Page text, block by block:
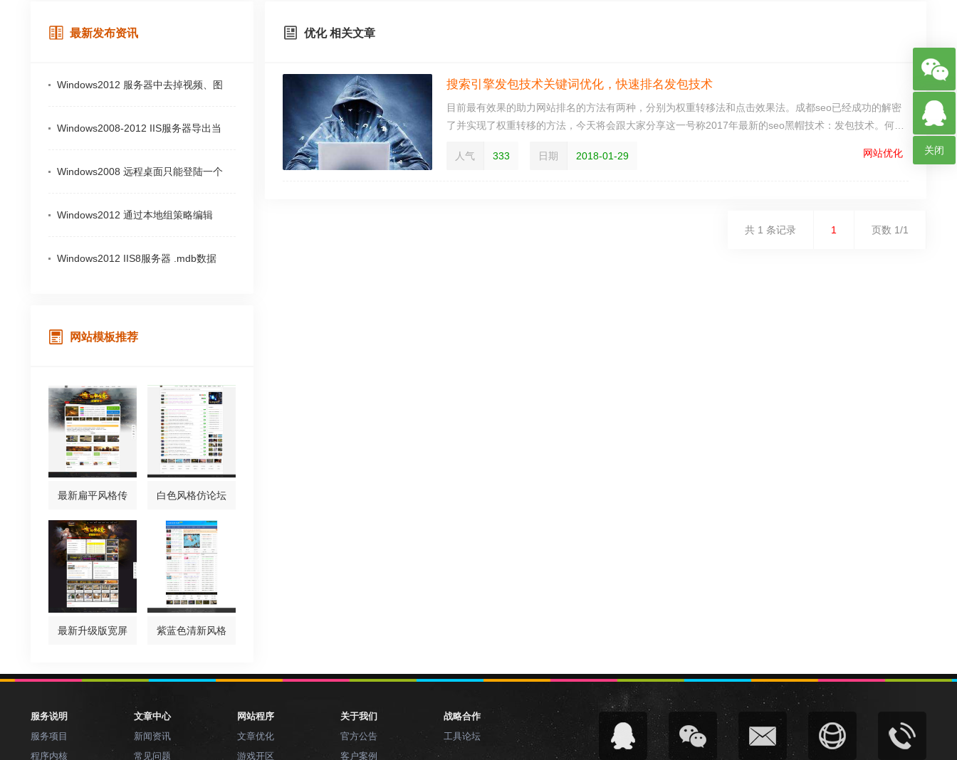
最新发布资讯
Windows2012 服务器中去掉视频、图
Windows2008-2012 IIS服务器导出当
Windows2008 远程桌面只能登陆一个
Windows2012 通过本地组策略编辑
Windows2012 IIS8服务器 .mdb数据
网站模板推荐
最新扁平风格传 白色风格仿论坛
最新升级版宽屏 紫蓝色清新风格
优化 相关文章
搜索引擎发包技术关键词优化，快速排名发包技术
目前最有效果的助力网站排名的方法有两种，分别为权重转移法和点击效果法。成都seo已经成功的解密
了并实现了权重转移的方法，今天将会跟大家分享这一号称2017年最新的seo黑帽技术：发包技术。何…
人气 333 日期 2018-01-29 网站优化
共 1 条记录 1 页数 1/1
服务说明
服务项目
程序内核
文章中心
新闻资讯
常见问题
网站程序
文章优化
游戏开区
关于我们
官方公告
客户案例
战略合作
工具论坛
关闭